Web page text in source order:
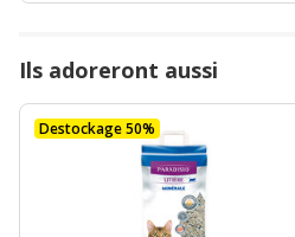
Ils adoreront aussi
Destockage 50%